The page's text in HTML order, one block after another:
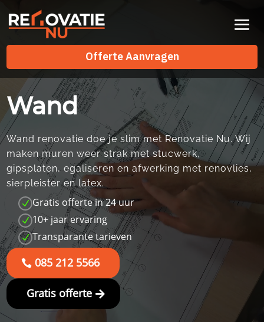
Offerte Aanvragen
Offerte Aanvragen
Wand
Wand renovatie doe je slim met Renovatie Nu.​ Wij
maken muren weer strak met stucwerk,
gipsplaten, egaliseren en afwerking met renovlies,
sierpleister en latex.​
N Gratis offerte in 24 uur
N 10+ jaar ervaring
N Transparante tarieven
085 212 5566
Gratis offerte